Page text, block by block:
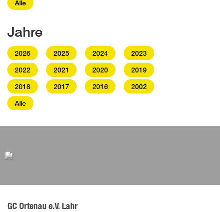
Alle
Jahre
2026 2025 2024
2023
2022
2021 2020
2019
2018
2017 2016
2002
Alle
GC Ortenau e.V. Lahr